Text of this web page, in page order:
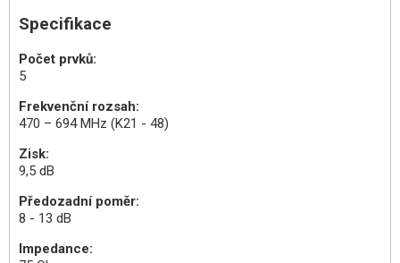
Specifikace
Počet prvků:
5
Frekvenční rozsah:
470 – 694 MHz (K21 - 48)
Zisk:
9,5 dB
Předozadní poměr:
8 - 13 dB
Impedance: